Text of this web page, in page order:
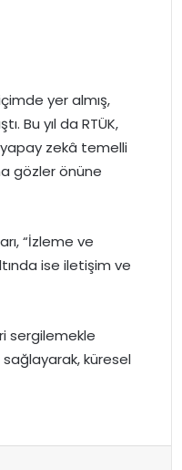
yer almış,
Bu yıl da RTÜK,
yapay zekâ temelli
gözler önüne
“İzleme ve
ise iletişim ve
sergilemekle
küresel